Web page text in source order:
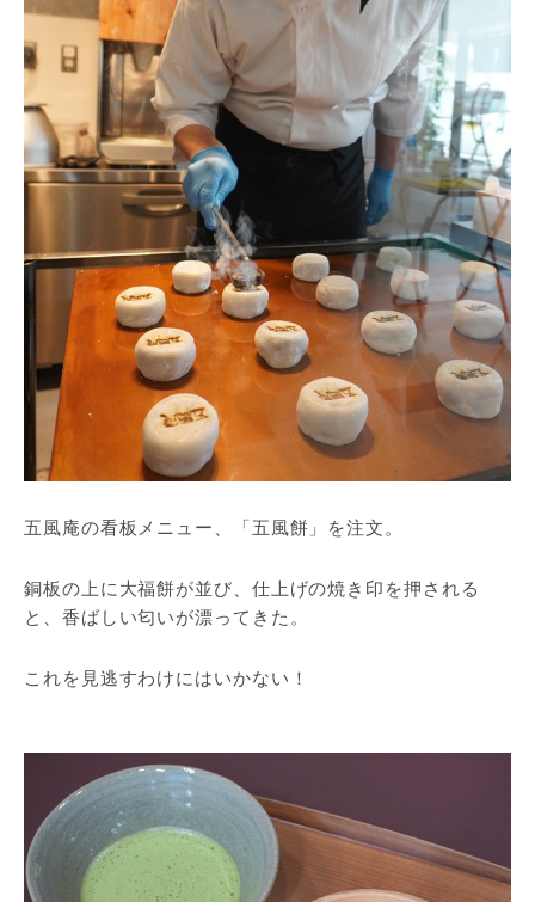
五風庵の看板メニュー、「五風餅」を注文。
銅板の上に大福餅が並び、仕上げの焼き印を押される
と、香ばしい匂いが漂ってきた。
これを見逃すわけにはいかない！